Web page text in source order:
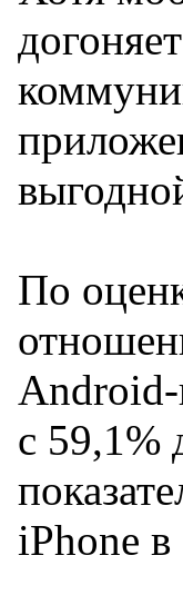
По
Android-
с 59,1%
iPhone